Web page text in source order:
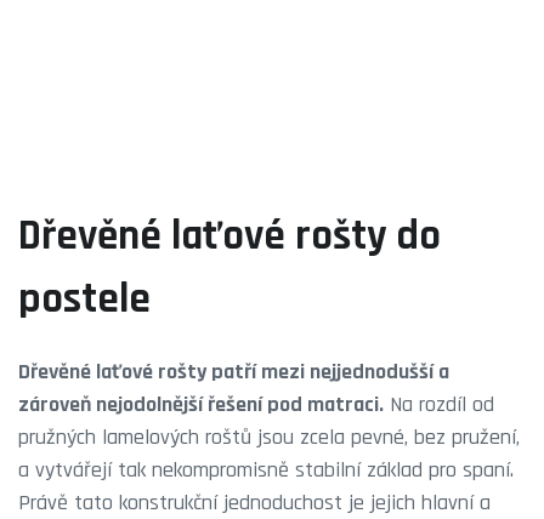
Dřevěné laťové rošty do
postele
Dřevěné laťové rošty patří mezi nejjednodušší a
zároveň nejodolnější řešení pod matraci. Na rozdíl od
pružných lamelových roštů jsou zcela pevné, bez pružení,
a vytvářejí tak nekompromisně stabilní základ pro spaní.
Právě tato konstrukční jednoduchost je jejich hlavní a